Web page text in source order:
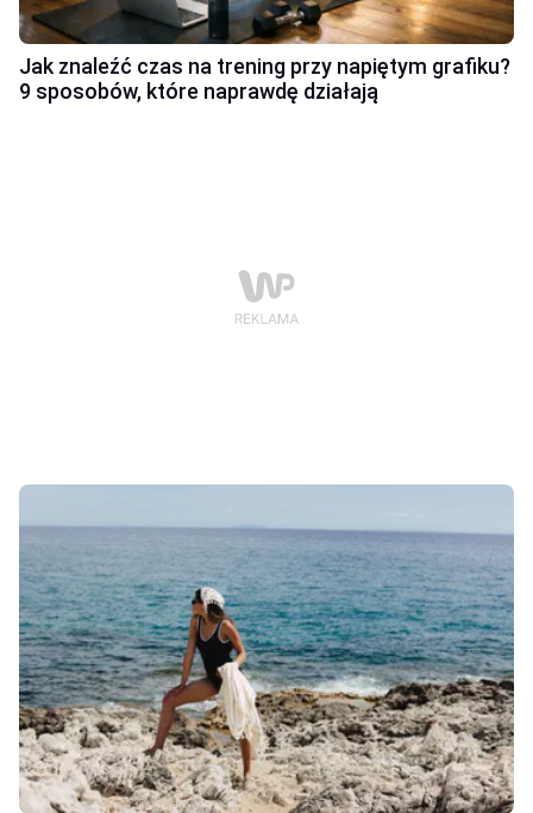
Jak znaleźć czas na trening przy napiętym grafiku?
9 sposobów, które naprawdę działają